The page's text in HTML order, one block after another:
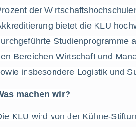
der
bietet die KLU
Studienprogramme
Bereichen Wirtschaft und
insbesondere Logistik und
machen wir?
KLU wird von der Kühne-